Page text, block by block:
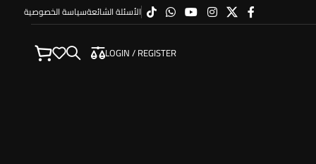
الأسئلة الشائعةسياسة الخصوصية
LOGIN / REGISTER